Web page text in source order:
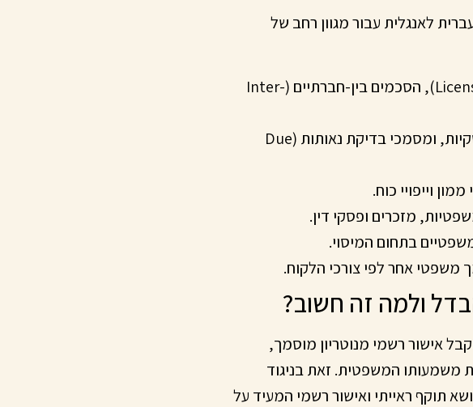
לאנגלית עבור מגוון רחב של
הסכמי עבודה, הסכמי רישיון (Licensing), הסכמים בין-חברתיים (Inter-
תקנוני חברה, פרוטוקולים, תוכניות עסקיות, ומסמכי בדיקת נאותות (Due
וייפויי כוח.
מזכרים ופסקי דין.
בתחום המיסוי.
משפטי אחר לפי צורכי הלקוח.
ולמה זה חשוב?
אישור רשמי מנוטריון מוסמך,
משמעותו המשפטית. זאת בניגוד
תוקף ראייתי ואישור רשמי המעיד על